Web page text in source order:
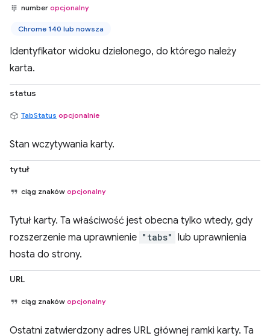
number opcjonalny
Chrome 140 lub nowsza
Identyfikator widoku dzielonego, do którego należy
karta.
status
TabStatus opcjonalnie
Stan wczytywania karty.
tytuł
ciąg znaków opcjonalny
Tytuł karty. Ta właściwość jest obecna tylko wtedy, gdy
rozszerzenie ma uprawnienie "tabs" lub uprawnienia
hosta do strony.
URL
ciąg znaków opcjonalny
Ostatni zatwierdzony adres URL głównej ramki karty. Ta